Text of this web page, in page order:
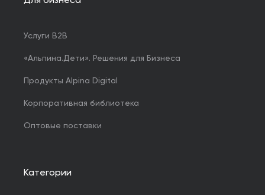
Услуги B2B
«Альпина.Дети». Решения для Бизнеса
Продукты Alpina Digital
Корпоративная библиотека
Оптовые поставки
Категории